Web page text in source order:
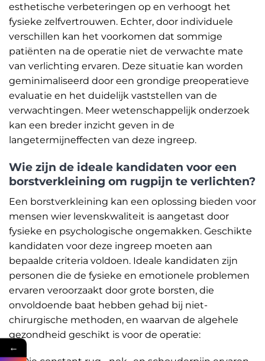
esthetische verbeteringen op en verhoogt het
fysieke zelfvertrouwen. Echter, door individuele
verschillen kan het voorkomen dat sommige
patiënten na de operatie niet de verwachte mate
van verlichting ervaren. Deze situatie kan worden
geminimaliseerd door een grondige preoperatieve
evaluatie en het duidelijk vaststellen van de
verwachtingen. Meer wetenschappelijk onderzoek
kan een breder inzicht geven in de
langetermijneffecten van deze ingreep.
Wie zijn de ideale kandidaten voor een
borstverkleining om rugpijn te verlichten?
Een borstverkleining kan een oplossing bieden voor
mensen wier levenskwaliteit is aangetast door
fysieke en psychologische ongemakken. Geschikte
kandidaten voor deze ingreep moeten aan
bepaalde criteria voldoen. Ideale kandidaten zijn
personen die de fysieke en emotionele problemen
ervaren veroorzaakt door grote borsten, die
onvoldoende baat hebben gehad bij niet-
chirurgische methoden, en waarvan de algehele
gezondheid geschikt is voor de operatie:
←